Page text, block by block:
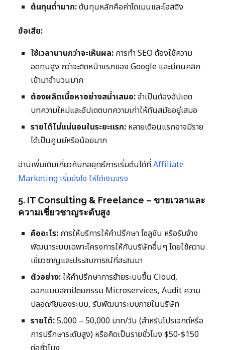
ต้นทุนต่ำมาก:ต้นทุนหลักคือค่าโดเมนและโฮสติง
ข้อเสีย:
ใช้เวลานานกว่าจะเห็นผล: การทำ SEO ต้องใช้ความ
อดทนสูง กว่าจะติดหน้าแรกของ Google และมีคนคลิก
เข้ามาจำนวนมาก
ต้องผลิตเนื้อหาอย่างสม่ำเสมอ:จำเป็นต้องอัปเดต
บทความใหม่และอัปเดตบทความเก่าให้ทันสมัยอยู่เสมอ
รายได้ไม่แน่นอนในระยะแรก: หลายเดือนแรกอาจมีราย
ได้เป็นศูนย์หรือน้อยมาก
อ่านเพิ่มเติมเกี่ยวกับกลยุทธ์การเริ่มต้นได้ที่Affiliate
Marketing เริ่มยังไง ให้ได้เงินจริง
5. IT Consulting & Freelance – ขายเวลาและ
ความเชี่ยวชาญระดับสูง
คืออะไร: การให้บริการให้คำปรึกษา โซลูชัน หรือรับจ้าง
พัฒนาระบบเฉพาะโครงการให้กับบริษัทอื่นๆ โดยใช้ความ
เชี่ยวชาญและประสบการณ์ที่สะสมมา
ตัวอย่าง:ให้คำปรึกษาการย้ายระบบขึ้น Cloud,
ออกแบบสถาปัตยกรรม Microservices, Audit ความ
ปลอดภัยของระบบ, รับพัฒนาระบบภายในบริษัท
รายได้:5,000 – 50,000 บาท/วัน (สำหรับโปรเจกต์หรือ
การปรึกษาระดับสูง) หรือคิดเป็นรายชั่วโมง $50-$150